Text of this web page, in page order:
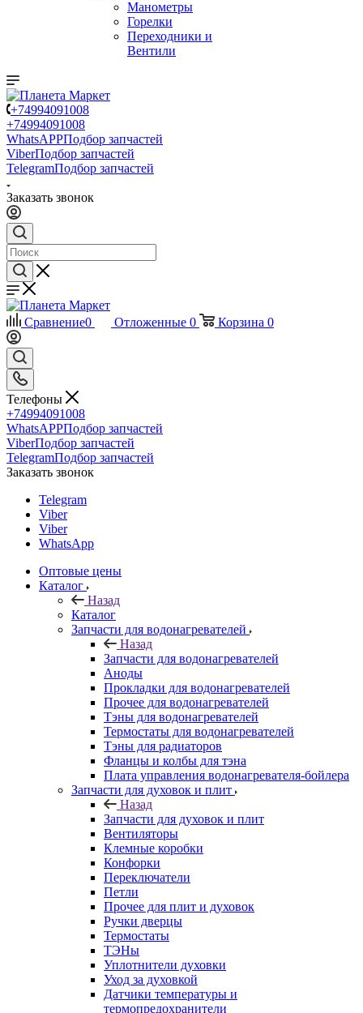
Манометры
Горелки
Переходники и
Вентили
+74994091008
+74994091008
WhatsAPPПодбор запчастей
ViberПодбор запчастей
TelegramПодбор запчастей
Заказать звонок
Сравнение0 Отложенные 0 Корзина 0
Телефоны
+74994091008
WhatsAPPПодбор запчастей
ViberПодбор запчастей
TelegramПодбор запчастей
Заказать звонок
Telegram
Viber
Viber
WhatsApp
Оптовые цены
Каталог
Назад
Каталог
Запчасти для водонагревателей
Назад
Запчасти для водонагревателей
Аноды
Прокладки для водонагревателей
Прочее для водонагревателей
Тэны для водонагревателей
Термостаты для водонагревателей
Тэны для радиаторов
Фланцы и колбы для тэна
Плата управления водонагревателя-бойлера
Запчасти для духовок и плит
Назад
Запчасти для духовок и плит
Вентиляторы
Клемные коробки
Конфорки
Переключатели
Петли
Прочее для плит и духовок
Ручки дверцы
Термостаты
ТЭНы
Уплотнители духовки
Уход за духовкой
Датчики температуры и
термопредохранители